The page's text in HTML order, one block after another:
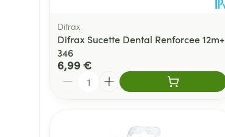
Difrax
Difrax Sucette Dental Renforcee 12m+
346
6,99 €
Quantité